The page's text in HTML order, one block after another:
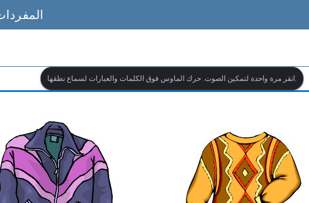
انقر مرة واحدة لتمكين الصوت. حرك الماوس فوق الكلمات والعبارات لسماع نطقها.